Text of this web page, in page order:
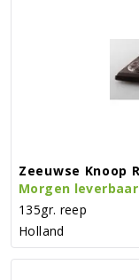
Zeeuwse Knoop
Morgen leverbaar
135gr. reep
Holland